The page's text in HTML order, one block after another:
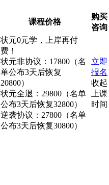
课程价格
购买
咨询
状元0元学，上岸再付
费！
状元非协议：17800（名
单公布3天后恢复
20800）
状元全退：29800（名单
公布3天后恢复32800）
逆袭协议：27800（名单
公布3天后恢复30800）
立即
报名
收起
上课
时间